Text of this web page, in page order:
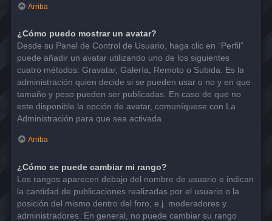
Arriba
¿Cómo puedo mostrar un avatar?
Desde su Panel de Control de Usuario, haga clic en “Perfil”
puede añadir un avatar utilizando uno de los siguientes
cuatro métodos: Gravatar, Galería, Remoto o Subida. Es la
administración quien decide si se pueden usar o no y en que
tamaño y peso pueden ser publicadas. En caso de que no
este disponible la opción de avatar, comuníquese con La
Administración para que sea activada.
Arriba
¿Cómo se puede cambiar mi rango?
Los rangos aparecen debajo del nombre de usuario e indican
la cantidad de publicaciones realizadas por el usuario o la
posición del mismo dentro del foro, e.j. moderadores y
administradores. En general, no puede cambiar su rango